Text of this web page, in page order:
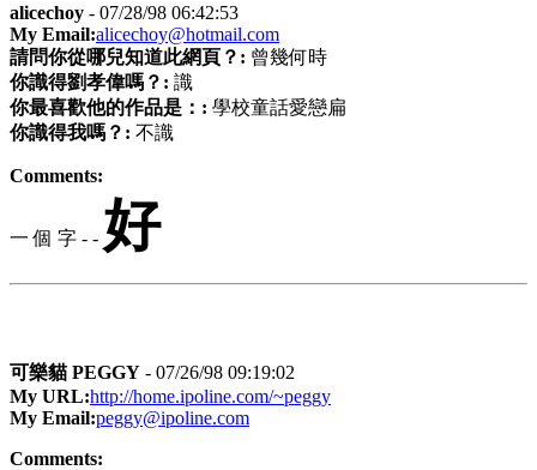
alicechoy - 07/28/98 06:42:53
My Email:alicechoy@hotmail.com
請問你從哪兒知道此網頁？: 曾幾何時
你識得劉孝偉嗎？: 識
你最喜歡他的作品是：: 學校童話愛戀扁
你識得我嗎？: 不識
Comments:
一 個 字 - - 好
可樂貓 PEGGY - 07/26/98 09:19:02
My URL:http://home.ipoline.com/~peggy
My Email:peggy@ipoline.com
Comments: